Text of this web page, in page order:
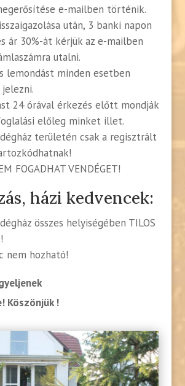
e-mailben történik.
után, 3 banki napon
ár 30%-át kérjük az e-mailben
utalni.
lemondást minden esetben
24 órával érkezés előtt mondják
előleg minket illet.
területén csak a regisztrált
FOGADHAT VENDÉGET!
házi kedvencek:
összes helyiségében TILOS
nem hozható!
Köszönjük !